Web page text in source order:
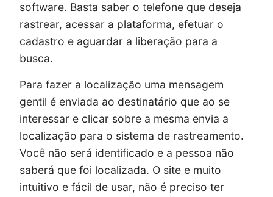
software. Basta saber o telefone que deseja
rastrear, acessar a plataforma, efetuar o
cadastro e aguardar a liberação para a
busca.
Para fazer a localização uma mensagem
gentil é enviada ao destinatário que ao se
interessar e clicar sobre a mesma envia a
localização para o sistema de rastreamento.
Você não será identificado e a pessoa não
saberá que foi localizada. O site e muito
intuitivo e fácil de usar, não é preciso ter